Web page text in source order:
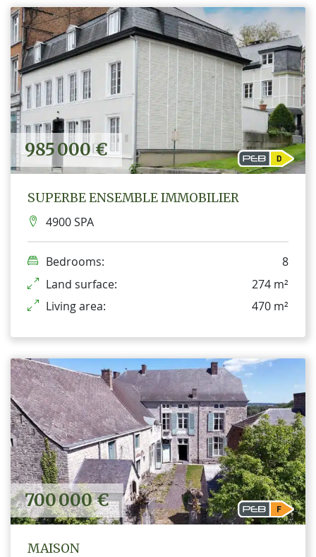
985 000 €
SUPERBE ENSEMBLE IMMOBILIER
4900 SPA
Bedrooms:
8
Land surface:
274 m²
Living area:
470 m²
700 000 €
MAISON